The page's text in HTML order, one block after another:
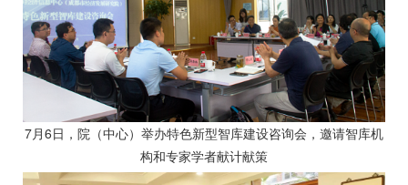
7月6日，院（中心）举办特色新型智库建设咨询会，邀请智库机
构和专家学者献计献策